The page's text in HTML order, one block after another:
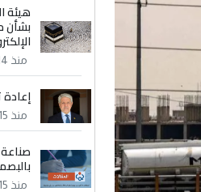
هيئة
بشأن
منذ 14 ساعة
منذ 15 ساعة
صناعة
منذ 15 ساعة